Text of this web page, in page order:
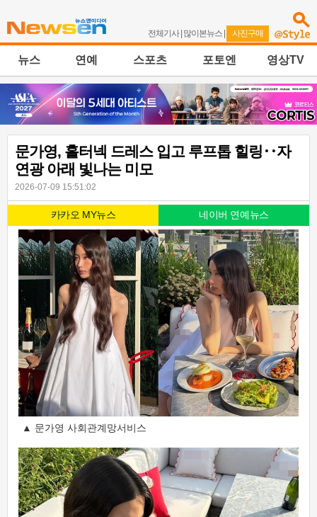
전체기사| 많이본뉴스 | 사진구매
뉴스 연예 스포츠 포토엔 영상TV
문가영, 홀터넥 드레스 입고 루프톱 힐링‥자
연광 아래 빛나는 미모
2026-07-09 15:51:02
카카오 MY뉴스 네이버 연예뉴스
▲ 문가영 사회관계망서비스